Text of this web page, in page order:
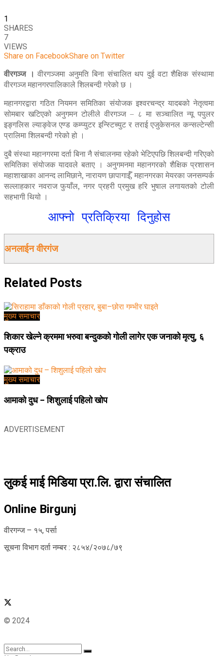
1
SHARES
7
VIEWS
Share on FacebookShare on Twitter
वीरगञ्ज । वीरगञ्जमा अनुमति बिना संचालित थप दुई वटा शैक्षिक संस्थामा
वीरगञ्ज महानगरपालिकाले शिलबन्दी गरेको छ ।
महानगरद्वारा गठित नियमन समितिका संयोजक इश्वरचन्द्र यादबको नेतृत्वमा
सोमबार खटिएको अनुगमन टोलीले वीरगञ्ज – ८ मा सञ्चालित न्यू पपुलर
इङ्गलिस ल्याङ्वेज एण्ड कम्प्युटर इन्स्टिच्युट र तराई एजुकेसनल कन्सल्टेन्सी
प्रालिमा शिलबन्दी गरेको हो ।
दुबै संस्था महानगरमा दर्ता बिना नै संचालनमा रहेको भेटिएपछि शिलबन्दी गरिएको
समितिका संयोजक यादवले बताए । अनुगमनमा महानगरको शैक्षिक प्रशासन
महाशाखाका आनन्द लामिछाने, नारायण छापागाईँ, महानगरका मेयरका जनसम्पर्क
सल्लाहकार नवराज फुयाँल, नगर प्रहरी प्रमुख हरि भुषाल लगायतको टोली
सहभागी थियो ।
आफ्नो प्रतिक्रिया दिनुहोस
अनलाईन वीरगंज
Related Posts
मुख्य समाचार
शिकार खेल्ने क्रममा भरुवा बन्दुकको गोली लागेर एक जनाको मृत्यु, ६
पक्राउ
मुख्य समाचार
आमाको दुध – शिशुलाई पहिलो खोप
ADVERTISEMENT
लुकई माई मिडिया प्रा.लि. द्वारा संचालित
Online Birgunj
वीरगन्ज – १५, पर्सा
सूचना विभाग दर्ता नम्बर : २८५४/२०७८/७९
© 2024